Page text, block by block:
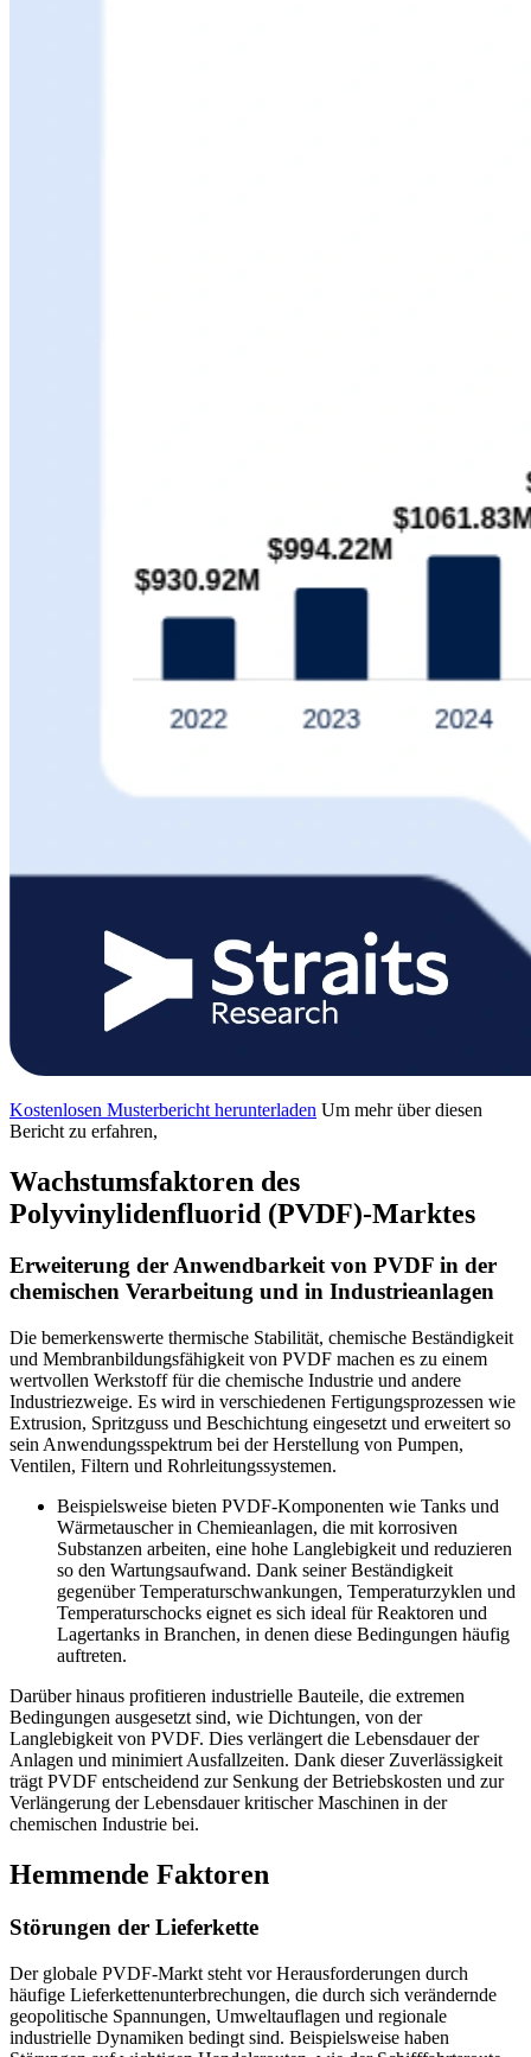
Kostenlosen Musterbericht herunterladen Um mehr über diesen
Bericht zu erfahren,
Wachstumsfaktoren des
Polyvinylidenfluorid (PVDF)-Marktes
Erweiterung der Anwendbarkeit von PVDF in der
chemischen Verarbeitung und in Industrieanlagen
Die bemerkenswerte thermische Stabilität, chemische Beständigkeit
und Membranbildungsfähigkeit von PVDF machen es zu einem
wertvollen Werkstoff für die chemische Industrie und andere
Industriezweige. Es wird in verschiedenen Fertigungsprozessen wie
Extrusion, Spritzguss und Beschichtung eingesetzt und erweitert so
sein Anwendungsspektrum bei der Herstellung von Pumpen,
Ventilen, Filtern und Rohrleitungssystemen.
Beispielsweise bieten PVDF-Komponenten wie Tanks und
Wärmetauscher in Chemieanlagen, die mit korrosiven
Substanzen arbeiten, eine hohe Langlebigkeit und reduzieren
so den Wartungsaufwand. Dank seiner Beständigkeit
gegenüber Temperaturschwankungen, Temperaturzyklen und
Temperaturschocks eignet es sich ideal für Reaktoren und
Lagertanks in Branchen, in denen diese Bedingungen häufig
auftreten.
Darüber hinaus profitieren industrielle Bauteile, die extremen
Bedingungen ausgesetzt sind, wie Dichtungen, von der
Langlebigkeit von PVDF. Dies verlängert die Lebensdauer der
Anlagen und minimiert Ausfallzeiten. Dank dieser Zuverlässigkeit
trägt PVDF entscheidend zur Senkung der Betriebskosten und zur
Verlängerung der Lebensdauer kritischer Maschinen in der
chemischen Industrie bei.
Hemmende Faktoren
Störungen der Lieferkette
Der globale PVDF-Markt steht vor Herausforderungen durch
häufige Lieferkettenunterbrechungen, die durch sich verändernde
geopolitische Spannungen, Umweltauflagen und regionale
industrielle Dynamiken bedingt sind. Beispielsweise haben